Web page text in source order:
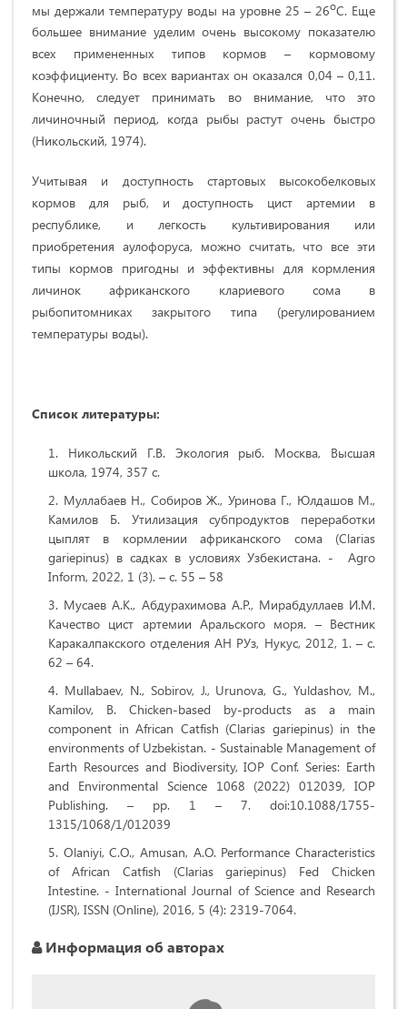
мы держали температуру воды на уровне 25 – 26оС. Еще
большее внимание уделим очень высокому показателю
всех примененных типов кормов – кормовому
коэффициенту. Во всех вариантах он оказался 0,04 – 0,11.
Конечно, следует принимать во внимание, что это
личиночный период, когда рыбы растут очень быстро
(Никольский, 1974).
Учитывая и доступность стартовых высокобелковых
кормов для рыб, и доступность цист артемии в
республике, и легкость культивирования или
приобретения аулофоруса, можно считать, что все эти
типы кормов пригодны и эффективны для кормления
личинок африканского клариевого сома в
рыбопитомниках закрытого типа (регулированием
температуры воды).
Список литературы:
Никольский Г.В. Экология рыб. Москва, Высшая
школа, 1974, 357 с.
Муллабаев Н., Собиров Ж., Уринова Г., Юлдашов М.,
Камилов Б. Утилизация субпродуктов переработки
цыплят в кормлении африканского сома (Clarias
gariepinus) в садках в условиях Узбекистана. - Agro
Inform, 2022, 1 (3). – с. 55 – 58
Мусаев А.К., Абдурахимова А.Р., Мирабдуллаев И.М.
Качество цист артемии Аральского моря. – Вестник
Каракалпакского отделения АН РУз, Нукус, 2012, 1. – с.
62 – 64.
Mullabaev, N., Sobirov, J., Urunova, G., Yuldashov, M.,
Kamilov, B. Chicken-based by-products as a main
component in African Catfish (Clarias gariepinus) in the
environments of Uzbekistan. - Sustainable Management of
Earth Resources and Biodiversity, IOP Conf. Series: Earth
and Environmental Science 1068 (2022) 012039, IOP
Publishing. – pp. 1 – 7. doi:10.1088/1755-
1315/1068/1/012039
Olaniyi, C.O., Amusan, A.O. Performance Characteristics
of African Catfish (Clarias gariepinus) Fed Chicken
Intestine. - International Journal of Science and Research
(IJSR), ISSN (Online), 2016, 5 (4): 2319-7064.
Информация об авторах